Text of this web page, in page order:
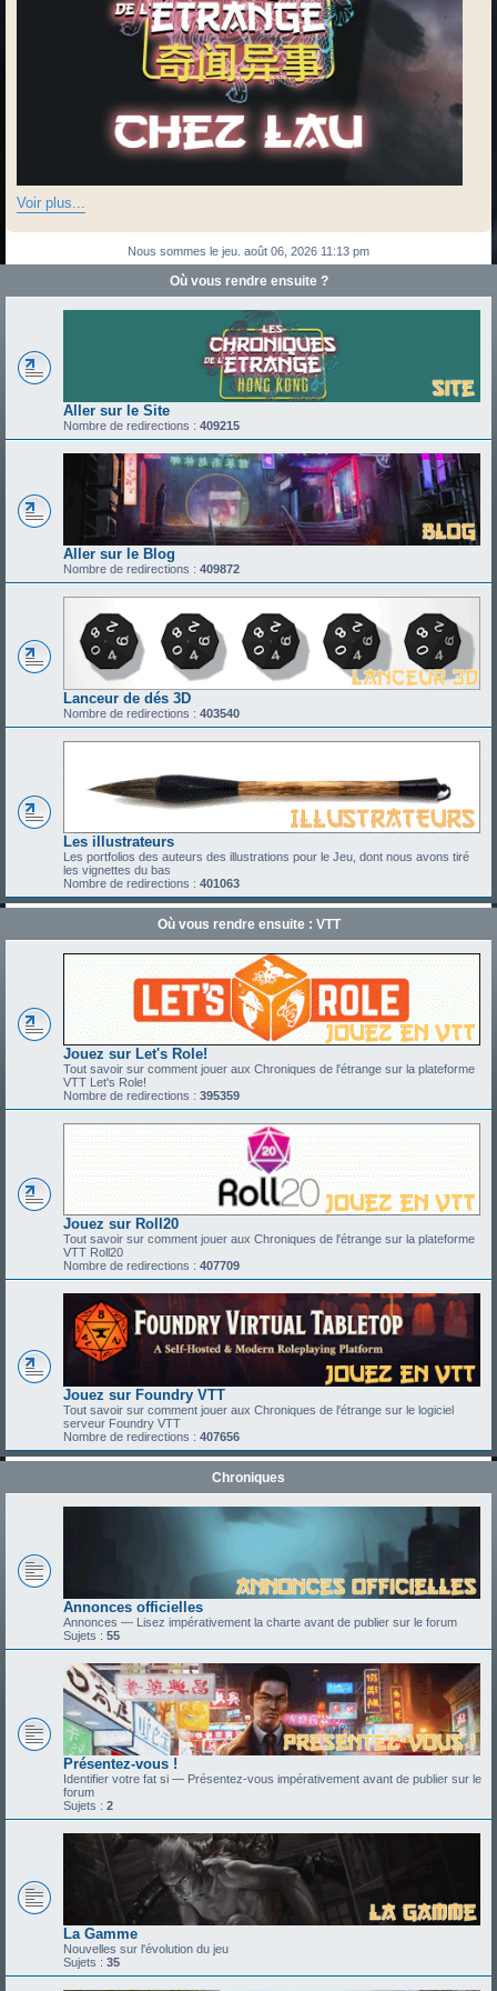
Voir plus...
Nous sommes le jeu. août 06, 2026 11:13 pm
Où vous rendre ensuite ?
Aller sur le Site
Nombre de redirections : 409215
Aller sur le Blog
Nombre de redirections : 409872
Lanceur de dés 3D
Nombre de redirections : 403540
Les illustrateurs
Les portfolios des auteurs des illustrations pour le Jeu, dont nous avons tiré
les vignettes du bas
Nombre de redirections : 401063
Où vous rendre ensuite : VTT
Jouez sur Let's Role!
Tout savoir sur comment jouer aux Chroniques de l'étrange sur la plateforme
VTT Let's Role!
Nombre de redirections : 395359
Jouez sur Roll20
Tout savoir sur comment jouer aux Chroniques de l'étrange sur la plateforme
VTT Roll20
Nombre de redirections : 407709
Jouez sur Foundry VTT
Tout savoir sur comment jouer aux Chroniques de l'étrange sur le logiciel
serveur Foundry VTT
Nombre de redirections : 407656
Chroniques
Annonces officielles
Annonces — Lisez impérativement la charte avant de publier sur le forum
Sujets : 55
Présentez-vous !
Identifier votre fat si — Présentez-vous impérativement avant de publier sur le
forum
Sujets : 2
La Gamme
Nouvelles sur l'évolution du jeu
Sujets : 35